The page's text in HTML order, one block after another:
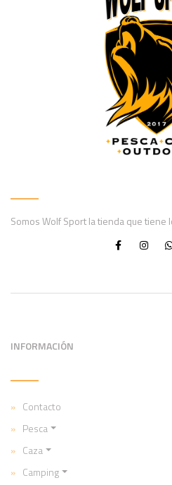
Somos Wolf Sport la tienda que tiene
INFORMACIÓN
Contacto
Pesca
Caza
Camping